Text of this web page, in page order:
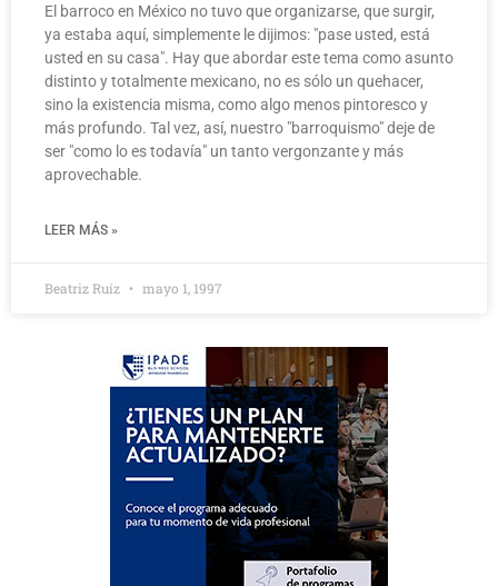
El barroco en México no tuvo que organizarse, que surgir,
ya estaba aquí, simplemente le dijimos: "pase usted, está
usted en su casa". Hay que abordar este tema como asunto
distinto y totalmente mexicano, no es sólo un quehacer,
sino la existencia misma, como algo menos pintoresco y
más profundo. Tal vez, así, nuestro "barroquismo" deje de
ser "como lo es todavía" un tanto vergonzante y más
aprovechable.
LEER MÁS »
Beatriz Ruíz mayo 1, 1997